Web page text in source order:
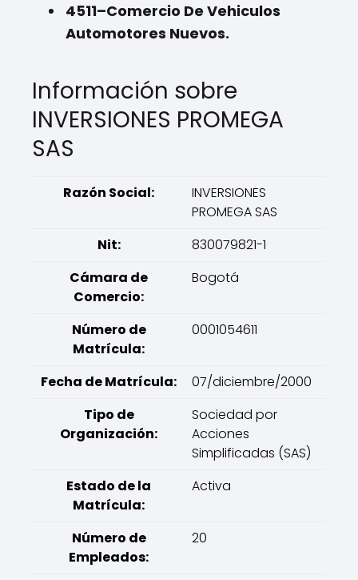
4511–Comercio De Vehiculos
Automotores Nuevos.
Información sobre
INVERSIONES PROMEGA
SAS
Razón Social:
INVERSIONES
PROMEGA SAS
Nit:
830079821-1
Cámara de
Comercio:
Bogotá
Número de
Matrícula:
0001054611
Fecha de Matrícula:
07/diciembre/2000
Tipo de
Organización:
Sociedad por
Acciones
Simplificadas (SAS)
Estado de la
Matrícula:
Activa
Número de
Empleados:
20